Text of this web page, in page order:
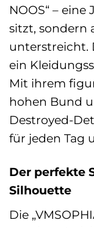
NOOS“ –
sitzt, sondern
unterstreicht.
ein
Mit ihrem
hohen Bund
Destroyed-
für jeden Tag
Der perfekte
Silhouette
Die